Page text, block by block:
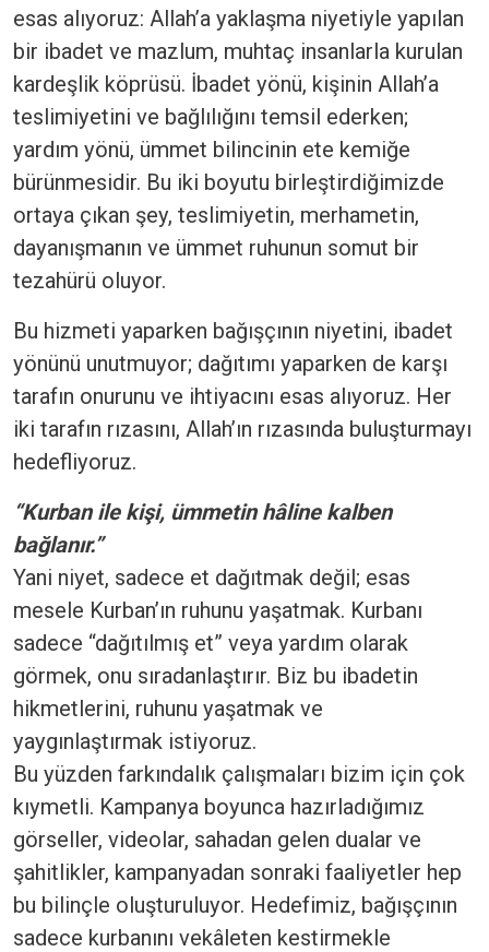
esas alıyoruz: Allah’a yaklaşma niyetiyle yapılan
bir ibadet ve mazlum, muhtaç insanlarla kurulan
kardeşlik köprüsü. İbadet yönü, kişinin Allah’a
teslimiyetini ve bağlılığını temsil ederken;
yardım yönü, ümmet bilincinin ete kemiğe
bürünmesidir. Bu iki boyutu birleştirdiğimizde
ortaya çıkan şey, teslimiyetin, merhametin,
dayanışmanın ve ümmet ruhunun somut bir
tezahürü oluyor.
Bu hizmeti yaparken bağışçının niyetini, ibadet
yönünü unutmuyor; dağıtımı yaparken de karşı
tarafın onurunu ve ihtiyacını esas alıyoruz. Her
iki tarafın rızasını, Allah’ın rızasında buluşturmayı
hedefliyoruz.
“Kurban ile kişi, ümmetin hâline kalben
bağlanır.”
Yani niyet, sadece et dağıtmak değil; esas
mesele Kurban’ın ruhunu yaşatmak. Kurbanı
sadece “dağıtılmış et” veya yardım olarak
görmek, onu sıradanlaştırır. Biz bu ibadetin
hikmetlerini, ruhunu yaşatmak ve
yaygınlaştırmak istiyoruz.
Bu yüzden farkındalık çalışmaları bizim için çok
kıymetli. Kampanya boyunca hazırladığımız
görseller, videolar, sahadan gelen dualar ve
şahitlikler, kampanyadan sonraki faaliyetler hep
bu bilinçle oluşturuluyor. Hedefimiz, bağışçının
sadece kurbanını vekâleten kestirmekle